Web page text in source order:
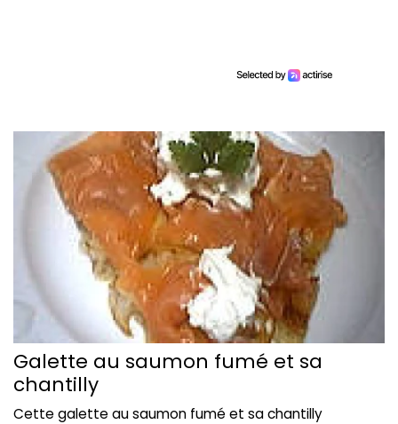
Galette au saumon fumé et sa
chantilly
Cette galette au saumon fumé et sa chantilly